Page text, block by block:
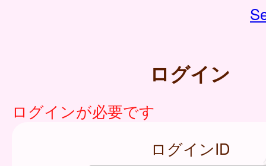
ログイン
ログインが必要です
ログインID